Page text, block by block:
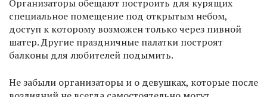
Организаторы обещают построить для курящих
специальное помещение под открытым небом,
доступ к которому возможен только через пивной
шатер. Другие праздничные палатки построят
балконы для любителей подымить.
Не забыли организаторы и о девушках, которые после